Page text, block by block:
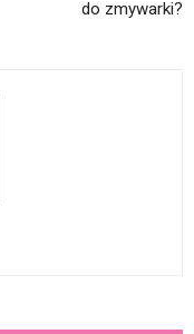
do zmywarki?